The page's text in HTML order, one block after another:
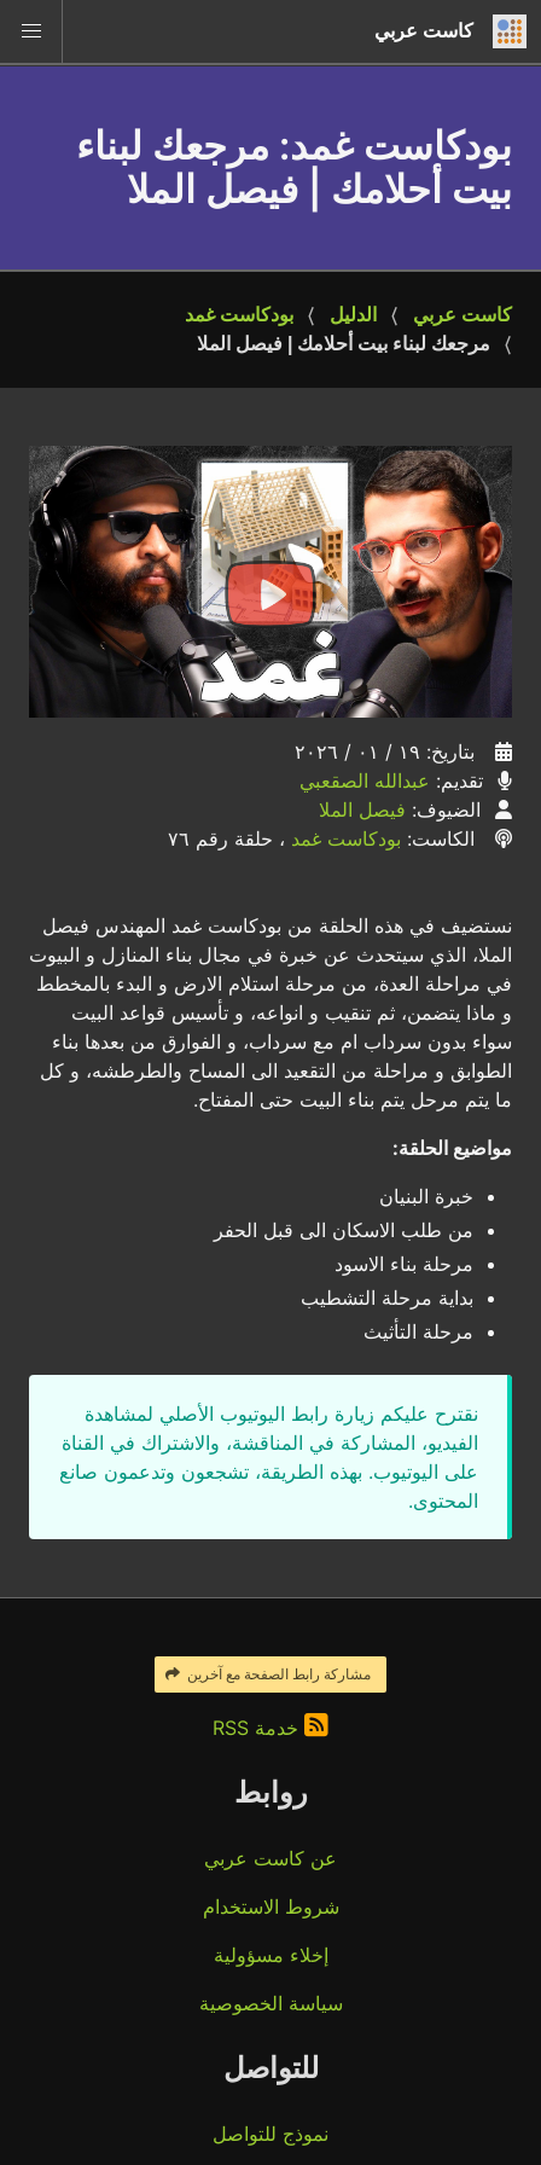
كاست عربي
بودكاست غمد: مرجعك لبناء
بيت أحلامك | فيصل الملا
كاست عربي الدليل
بودكاست غمد
مرجعك لبناء بيت أحلامك | فيصل الملا
بتاريخ: ١٩ / ٠١ / ٢٠٢٦
تقديم: عبدالله الصقعبي
الضيوف: فيصل الملا
الكاست: بودكاست غمد ، حلقة رقم ٧٦
نستضيف في هذه الحلقة من بودكاست غمد المهندس فيصل
الملا، الذي سيتحدث عن خبرة في مجال بناء المنازل و البيوت
في مراحلة العدة، من مرحلة استلام الارض و البدء بالمخطط
و ماذا يتضمن، ثم تنقيب و انواعه، و تأسيس قواعد البيت
سواء بدون سرداب ام مع سرداب، و الفوارق من بعدها بناء
الطوابق و مراحلة من التقعيد الى المساح والطرطشه، و كل
ما يتم مرحل يتم بناء البيت حتى المفتاح.
مواضيع الحلقة:
خبرة البنيان
من طلب الاسكان الى قبل الحفر
مرحلة بناء الاسود
بداية مرحلة التشطيب
مرحلة التأثيث
نقترح عليكم زيارة رابط اليوتيوب الأصلي لمشاهدة
الفيديو، المشاركة في المناقشة، والاشتراك في القناة
على اليوتيوب. بهذه الطريقة، تشجعون وتدعمون صانع
المحتوى.
مشاركة رابط الصفحة مع آخرين
خدمة RSS
روابط
عن كاست عربي
شروط الاستخدام
إخلاء مسؤولية
سياسة الخصوصية
للتواصل
نموذج للتواصل